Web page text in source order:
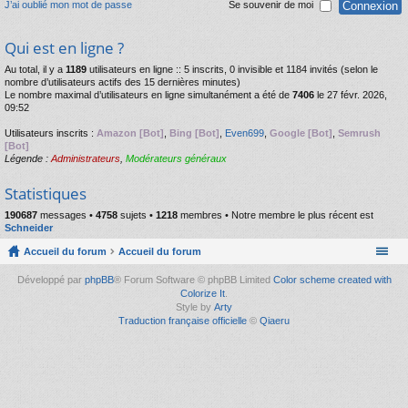
J’ai oublié mon mot de passe Se souvenir de moi
Qui est en ligne ?
Au total, il y a 1189 utilisateurs en ligne :: 5 inscrits, 0 invisible et 1184 invités (selon le
nombre d’utilisateurs actifs des 15 dernières minutes)
Le nombre maximal d’utilisateurs en ligne simultanément a été de 7406 le 27 févr. 2026,
09:52
Utilisateurs inscrits : Amazon [Bot] Bing [Bot] Even699 Google [Bot] Semrush
[Bot]
Légende : Administrateurs Modérateurs généraux
Statistiques
190687 messages • 4758 sujets • 1218 membres • Notre membre le plus récent est
Schneider
Accueil du forum Accueil du forum
Développé par phpBB® Forum Software © phpBB Limited Color scheme created with
Colorize It.
Style by Arty
Traduction française officielle © Qiaeru